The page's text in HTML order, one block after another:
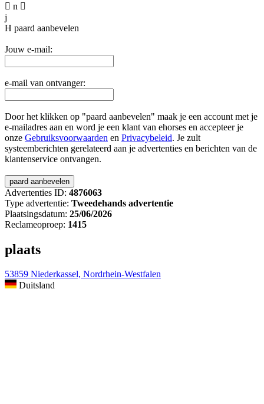
 n 
j
H paard aanbevelen
Jouw e-mail:
e-mail van ontvanger:
Door het klikken op "paard aanbevelen" maak je een account met je
e-mailadres aan en word je een klant van ehorses en accepteer je
onze Gebruiksvoorwaarden en Privacybeleid. Je zult
systeemberichten gerelateerd aan je advertenties en berichten van de
klantenservice ontvangen.
Advertenties ID: 4876063
Type advertentie: Tweedehands advertentie
Plaatsingsdatum: 25/06/2026
Reclameoproep: 1415
plaats
53859 Niederkassel, Nordrhein-Westfalen
Duitsland